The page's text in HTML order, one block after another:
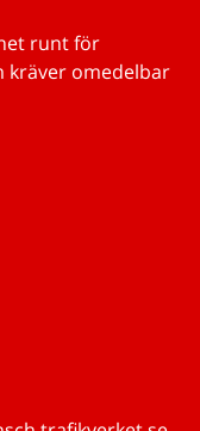
runt för
kräver omedelbar